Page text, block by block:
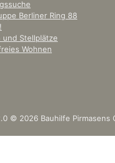
Berliner Ring 88
und Stellplätze
Wohnen
© 2026 Bauhilfe Pirmasens